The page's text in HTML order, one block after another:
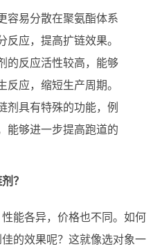
容易分散在聚氨酯体系
反应，提高扩链效果。
的反应活性较高，能够
反应，缩短生产周期。
剂具有特殊的功能，例
能够进一步提高跑道的
？
能各异，价格也不同。如何
的效果呢？这就像选对象一